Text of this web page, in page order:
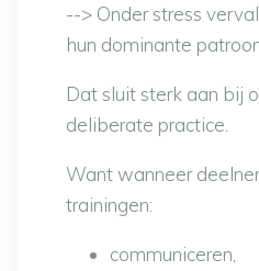
--> Onder stress
hun dominante
Dat sluit sterk aan bij
deliberate practice.
Want wanneer
trainingen:
communiceren,